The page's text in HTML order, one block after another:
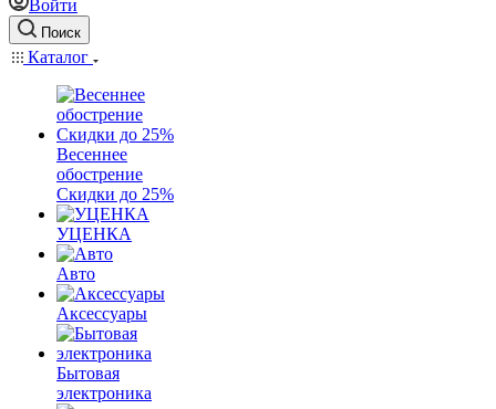
Войти
Поиск
Каталог
Весеннее
обострение
Скидки до 25%
УЦЕНКА
Авто
Аксессуары
Бытовая
электроника